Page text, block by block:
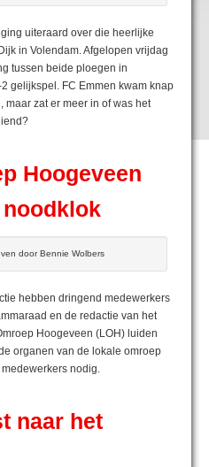
uiteraard over die heerlijke
in Volendam. Afgelopen vrijdag
tussen beide ploegen in
gelijkspel. FC Emmen kwam knap
maar zat er meer in of was het
Hoogeveen
noodklok
door Bennie Wolbers
hebben dringend medewerkers
en de redactie van het
Hoogeveen (LOH) luiden
organen van de lokale omroep
nodig.
naar het